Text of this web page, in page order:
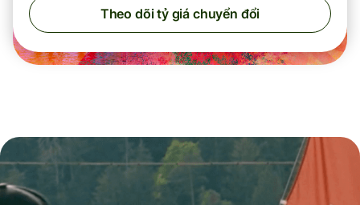
Theo dõi tỷ giá chuyển đổi